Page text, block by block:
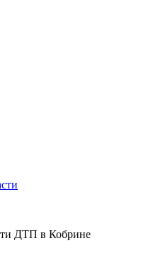
ДТП в Кобрине